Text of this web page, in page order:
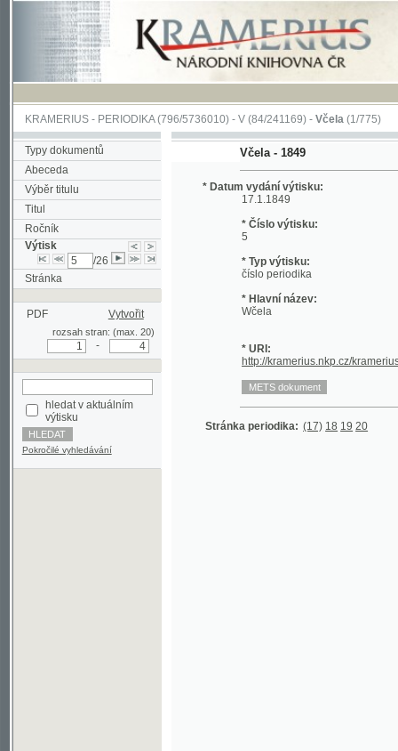
KRAMERIUS-PERIODIKA(796/5736010) -V(84/241169) -Včela(1/775)
Typy dokumentů
Abeceda
Výběr titulu
Titul
Ročník
Výtisk
/26
Stránka
PDF
rozsah stran: (max. 20)
výtisku
Pokročilé vyhledávání
Včela - 1849
* Datum vydání výtisku:
17.1.1849
* Číslo výtisku:
* Typ výtisku:
* Hlavní název:
* URI:
Stránka periodika: (17) 18 19